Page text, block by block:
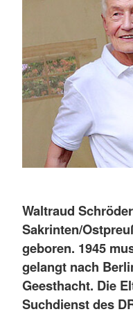
Waltraud
Sakrinten/
geboren. 1945
gelangt nach
Geesthacht. Die
Suchdienst des